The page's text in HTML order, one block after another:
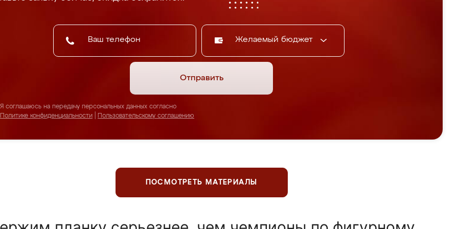
Желаемый бюджет
Отправить
Я соглашаюсь на передачу персональных данных согласно
Политике конфиденциальности
Пользовательскому соглашению
ПОСМОТРЕТЬ МАТЕРИАЛЫ